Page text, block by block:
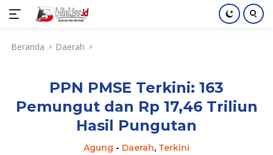
Beranda Daerah
PPN PMSE Terkini: 163
Pemungut dan Rp 17,46 Triliun
Hasil Pungutan
Agung - Daerah, Terkini